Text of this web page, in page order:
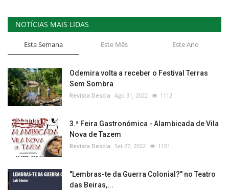
NOTÍCIAS MAIS LIDAS
Esta Semana Este Mês Este Ano
Odemira volta a receber o Festival Terras
Sem Sombra
Revista Descla Ago 31, 2022 1112
3.ª Feira Gastronómica - Alambicada de Vila
Nova de Tazem
Revista Descla Set 27, 2022 1101
"Lembras-te da Guerra Colonial?" no Teatro
das Beiras,...